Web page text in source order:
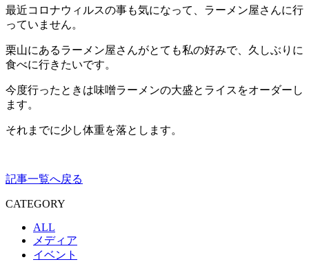
最近コロナウィルスの事も気になって、ラーメン屋さんに行
っていません。
栗山にあるラーメン屋さんがとても私の好みで、久しぶりに
食べに行きたいです。
今度行ったときは味噌ラーメンの大盛とライスをオーダーし
ます。
それまでに少し体重を落とします。
記事一覧へ戻る
CATEGORY
ALL
メディア
イベント